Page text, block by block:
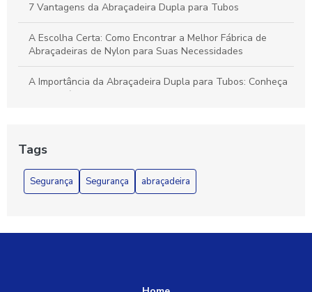
7 Vantagens da Abraçadeira Dupla para Tubos
A Escolha Certa: Como Encontrar a Melhor Fábrica de
Abraçadeiras de Nylon para Suas Necessidades
A Importância da Abraçadeira Dupla para Tubos: Conheça
os Benefícios e Aplicações
Abraçadeira aço galvanizado é a solução ideal para
fixação segura
Abraçadeira Aço Galvanizado: Qualidade e Durabilidade
Tags
Segurança Segurança abraçadeira